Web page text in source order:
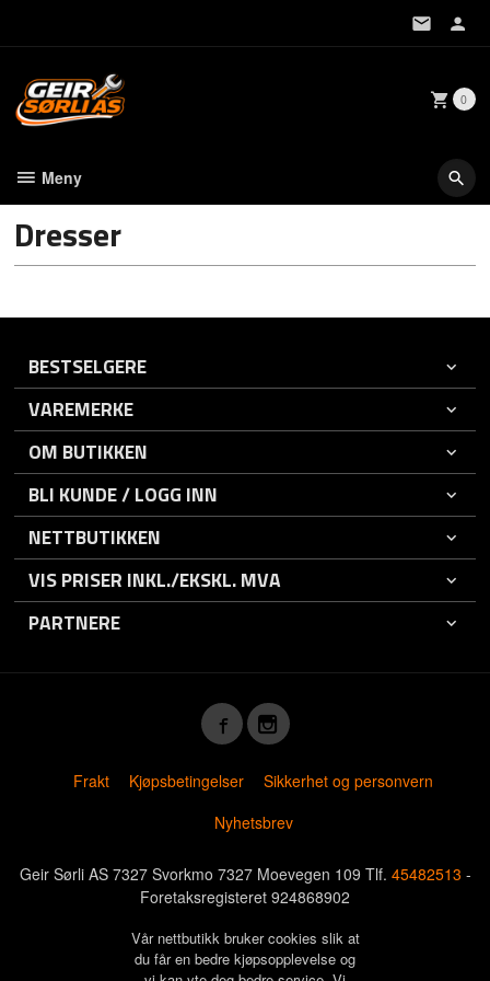
0
Meny
Dresser
BESTSELGERE
VAREMERKE
OM BUTIKKEN
BLI KUNDE / LOGG INN
NETTBUTIKKEN
VIS PRISER INKL./EKSKL. MVA
PARTNERE
Frakt Kjøpsbetingelser
Sikkerhet og personvern
Nyhetsbrev
Geir Sørli AS 7327 Svorkmo 7327 Moevegen 109 Tlf. 45482513 -
Foretaksregisteret 924868902
Vår nettbutikk bruker cookies slik at
du får en bedre kjøpsopplevelse og